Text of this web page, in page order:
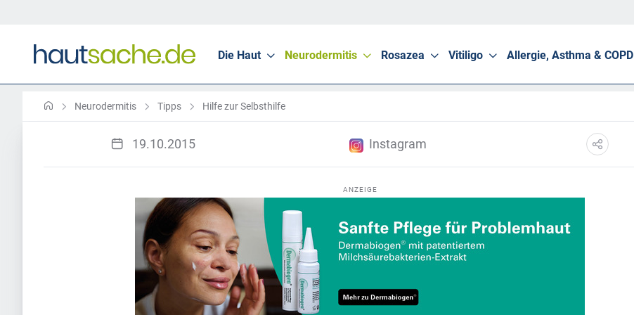
Die Haut Neurodermitis Rosazea Vitiligo Allergie, Asthma & COPD
Neurodermitis Tipps Hilfe zur Selbsthilfe
19.10.2015 Instagram
ANZEIGE